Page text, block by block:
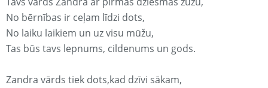
No bērnības ir ceļam līdzi dots,
No laiku laikiem un uz visu mūžu,
Tas būs tavs lepnums, cildenums un gods.
Zandra vārds tiek dots,kad dzīvi sākam,